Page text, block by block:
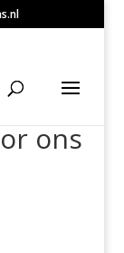
ons